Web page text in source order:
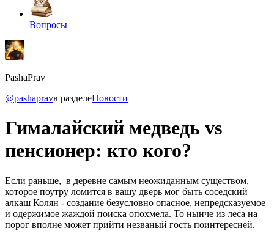
Вопросы
PashaPrav
@pashapravв разделеНовости
Гималайский медведь vs
пенсионер: кто кого?
Если раньше, в деревне самым неожиданным существом,
которое поутру ломится в вашу дверь мог быть соседский
алкаш Колян - создание безусловно опасное, непредсказуемое
и одержимое жаждой поиска опохмела. То нынче из леса на
порог вполне может прийти незваный гость поинтересней.